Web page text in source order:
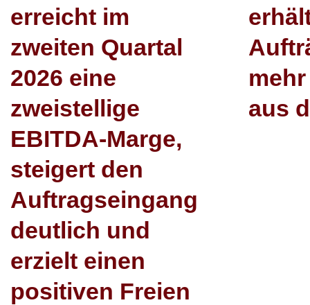
erreicht im
zweiten Quartal
2026 eine
zweistellige
EBITDA-Marge,
steigert den
Auftragseingang
deutlich und
erzielt einen
positiven Freien
aus